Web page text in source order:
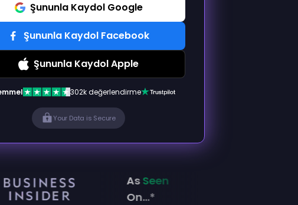
Şununla Kaydol Google
Şununla Kaydol Facebook
Şununla Kaydol Apple
302k değerlendirme
Your Data is Secure
AsSeen
On...*